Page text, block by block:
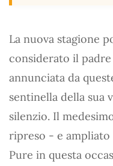
La nuova stagione
considerato il padre
annunciata da
sentinella della sua
silenzio. Il
ripreso - e
Pure in questa